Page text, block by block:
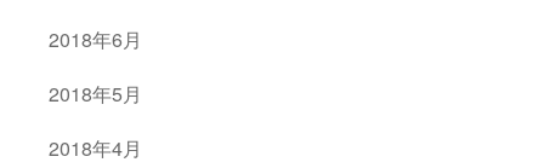
2018年6月
2018年5月
2018年4月